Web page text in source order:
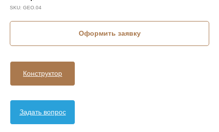
SKU: GEO.04
Оформить заявку
Конструктор
Задать вопрос